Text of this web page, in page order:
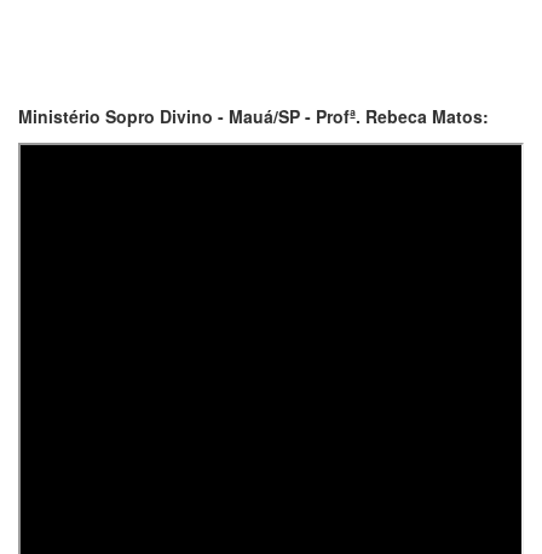
Ministério Sopro Divino - Mauá/SP - Profª. Rebeca Matos: